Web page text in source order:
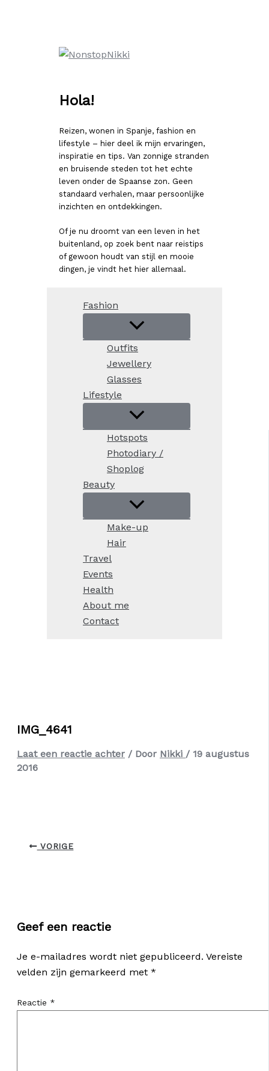
Hola!
Reizen, wonen in Spanje, fashion en
lifestyle – hier deel ik mijn ervaringen,
inspiratie en tips. Van zonnige stranden
en bruisende steden tot het echte
leven onder de Spaanse zon. Geen
standaard verhalen, maar persoonlijke
inzichten en ontdekkingen.
Of je nu droomt van een leven in het
buitenland, op zoek bent naar reistips
of gewoon houdt van stijl en mooie
dingen, je vindt het hier allemaal.
Fashion
Outfits
Jewellery
Glasses
Lifestyle
Hotspots
Photodiary /
Shoplog
Beauty
Make-up
Hair
Travel
Events
Health
About me
Contact
IMG_4641
Laat een reactie achter / Door Nikki / 19 augustus
2016
VORIGE
Geef een reactie
Je e-mailadres wordt niet gepubliceerd. Vereiste
velden zijn gemarkeerd met *
Reactie *